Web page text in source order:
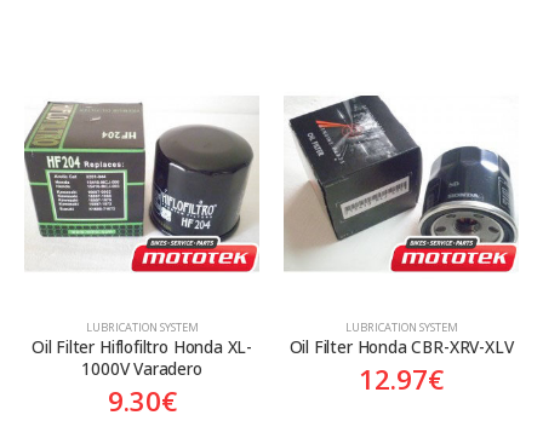
LUBRICATION SYSTEM
Oil Filter Hiflofiltro Honda XL-
1000V Varadero
9.30€
LUBRICATION SYSTEM
Oil Filter Honda CBR-XRV-XLV
12.97€